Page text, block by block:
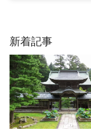
新着記事